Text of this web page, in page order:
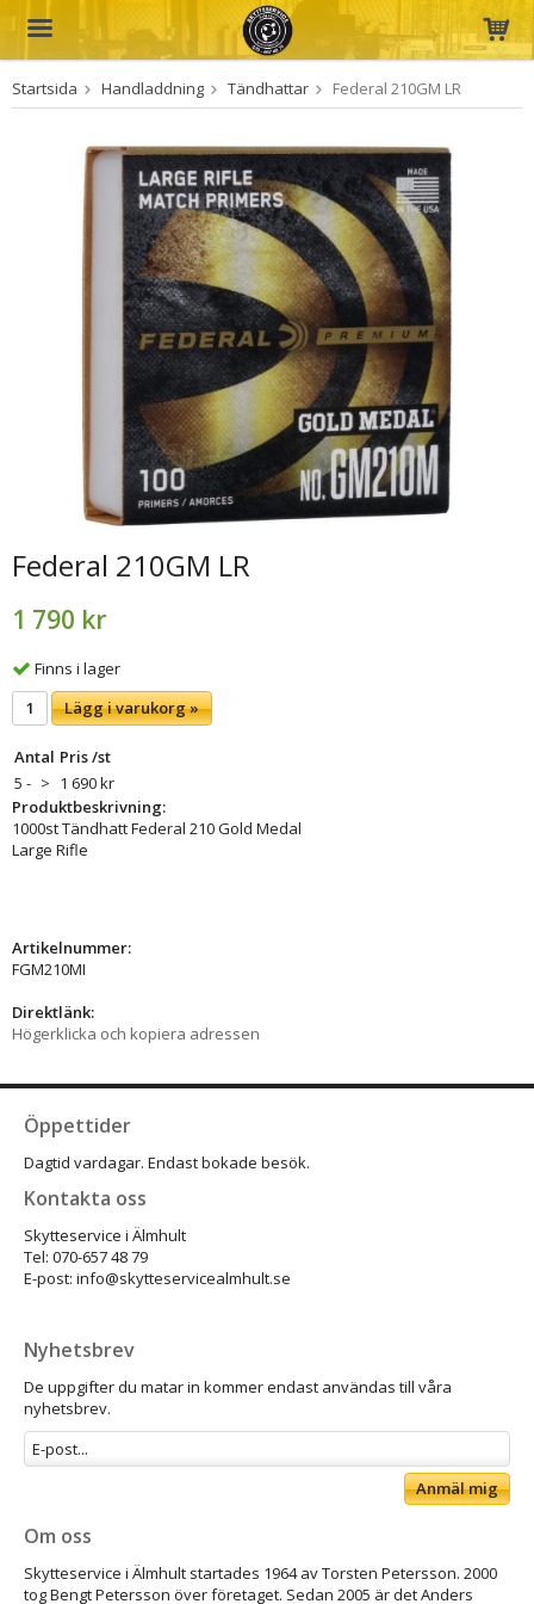
Produkten har blivit tillagd i varukorgen
Startsida Handladdning Tändhattar Federal 210GM LR
Federal 210GM LR
1 790 kr
Finns i lager
Lägg i varukorg »
Antal Pris /st
5 - > 1 690 kr
Produktbeskrivning:
1000st Tändhatt Federal 210 Gold Medal
Large Rifle
Artikelnummer:
FGM210MI
Direktlänk:
Högerklicka och kopiera adressen
Öppettider
Dagtid vardagar. Endast bokade besök.
Kontakta oss
Skytteservice i Älmhult
Tel: 070-657 48 79
E-post: info@skytteservicealmhult.se
Nyhetsbrev
De uppgifter du matar in kommer endast användas till våra
nyhetsbrev.
Anmäl mig
Om oss
Skytteservice i Älmhult startades 1964 av Torsten Petersson. 2000
tog Bengt Petersson över företaget. Sedan 2005 är det Anders